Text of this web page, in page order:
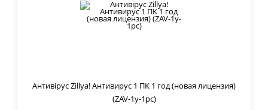
Антивірус Zillya! Антивирус 1 ПК 1 год (новая лицензия)
(ZAV-1y-1pc)